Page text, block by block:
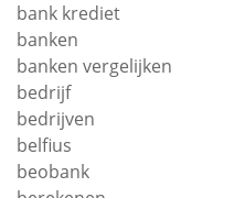
bank krediet
banken
banken vergelijken
bedrijf
bedrijven
belfius
beobank